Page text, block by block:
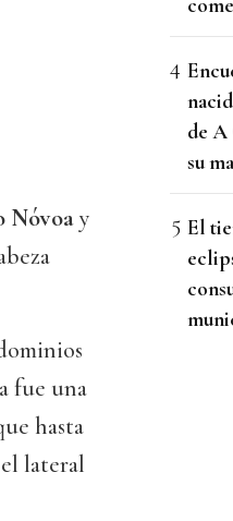
Nóvoay
fue una
hasta
lateral
de A
su
El